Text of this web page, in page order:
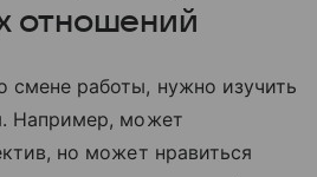
отношений
работы, нужно изучить
Например, может
но может нравиться